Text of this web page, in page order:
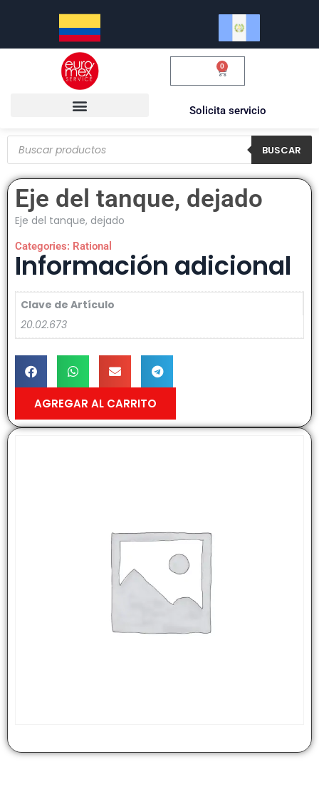
0
Solicita servicio
BUSCAR
Eje del tanque, dejado
Eje del tanque, dejado
Categories: Rational
Información adicional
Clave de Artículo
20.02.673
AGREGAR AL CARRITO